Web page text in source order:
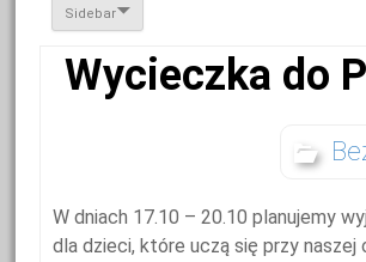
Sidebar
Wycieczka do
W dniach 17.10 – 20.10 planujemy
dla dzieci, które uczą się przy naszej